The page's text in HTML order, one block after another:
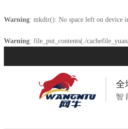
Warning: mkdir(): No space left on device
Warning: file_put_contents(./
全
智